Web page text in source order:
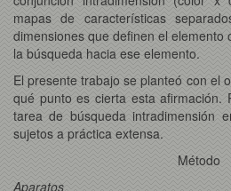
mapas de características
dimensiones que definen el elemento
la búsqueda hacia ese elemento.
El presente trabajo se planteó con el
qué punto es cierta esta afirmación.
tarea de búsqueda intradimensión
sujetos a práctica extensa.
Método
Aparatos